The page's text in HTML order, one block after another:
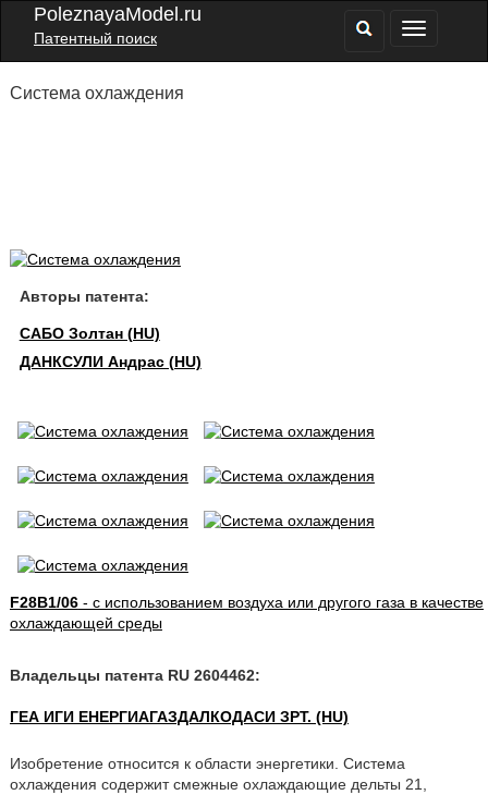
PoleznayaModel.ru
Патентный поиск
Система охлаждения
Авторы патента:
САБО Золтан (HU)
ДАНКСУЛИ Андрас (HU)
F28B1/06- с использованием воздуха или другого газа в качестве
охлаждающей среды
Владельцы патента RU 2604462:
ГЕА ИГИ ЕНЕРГИАГАЗДАЛКОДАСИ ЗРТ. (HU)
Изобретение относится к области энергетики. Система
охлаждения содержит смежные охлаждающие дельты 21,